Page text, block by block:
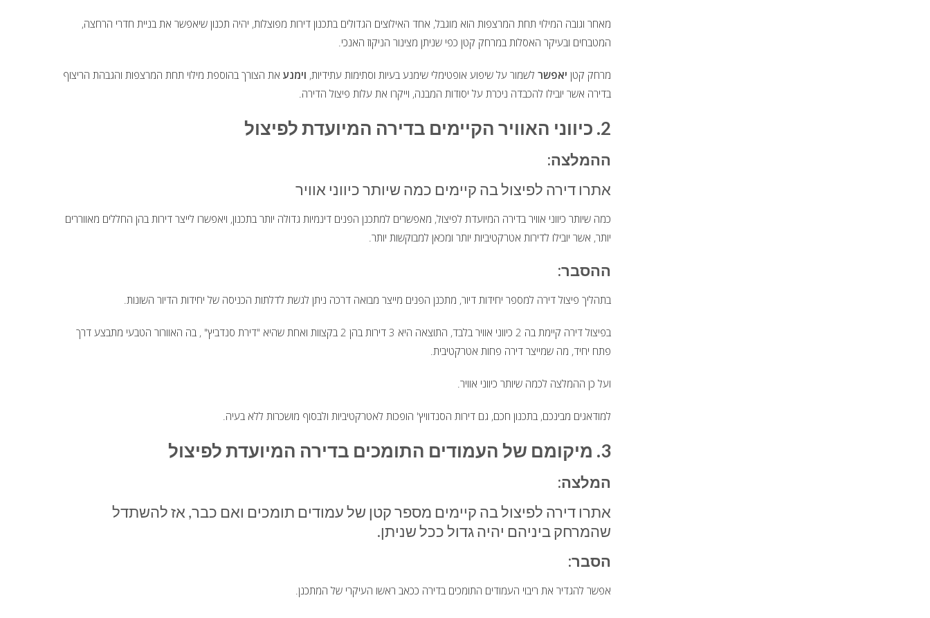
מאחר וגובה המילוי תחת המרצפות הוא מוגבל, אחד האילוצים הגדולים בתכנון דירות מפוצלות, יהיה תכנון שיאפשר את בניית חדרי הרחצה,
המטבחים ובעיקר האסלות במרחק קטן כפי שניתן מצינור הניקוז האנכי.
מרחק קטן יאפשר לשמור על שיפוע אופטימלי שימנע בעיות וסתימות עתידיות, וימנע את הצורך בהוספת מילוי תחת המרצפות והגבהת הריצוף
בדירה אשר יובילו להכבדה ניכרת על יסודות המבנה, וייקרו את עלות פיצול הדירה.
2. כיווני האוויר הקיימים בדירה המיועדת לפיצול
ההמלצה:
אתרו דירה לפיצול בה קיימים כמה שיותר כיווני אוויר
כמה שיותר כיווני אוויר בדירה המיועדת לפיצול, מאפשרים למתכנן הפנים דינמיות גדולה יותר בתכנון, ויאפשרו לייצר דירות בהן החללים מאווררים
יותר, אשר יובילו לדירות אטרקטיביות יותר ומכאן למבוקשות יותר.
ההסבר:
בתהליך פיצול דירה למספר יחידות דיור, מתכנן הפנים מייצר מבואה דרכה ניתן לגשת לדלתות הכניסה של יחידות הדיור השונות.
בפיצול דירה קיימת בה 2 כיווני אוויר בלבד, התוצאה היא 3 דירות בהן 2 בקצוות ואחת שהיא "דירת סנדביץ" , בה האוורור הטבעי מתבצע דרך
פתח יחיד, מה שמייצר דירה פחות אטרקטיבית.
ועל כן ההמלצה לכמה שיותר כיווני אוויר.
למודאגים מבינכם, בתכנון חכם, גם דירות הסנדוויץ' הופכות לאטרקטיביות ולבסוף מושכרות ללא בעיה.
3. מיקומם של העמודים התומכים בדירה המיועדת לפיצול
המלצה:
אתרו דירה לפיצול בה קיימים מספר קטן של עמודים תומכים ואם כבר, אז להשתדל
שהמרחק ביניהם יהיה גדול ככל שניתן.
הסבר:
אפשר להגדיר את ריבוי העמודים התומכים בדירה ככאב ראשו העיקרי של המתכנן.